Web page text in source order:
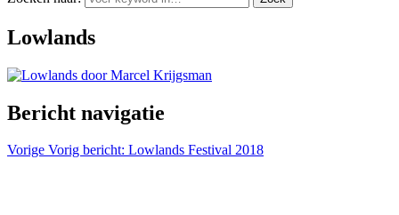
Lowlands
Bericht navigatie
Vorige Vorig bericht: Lowlands Festival 2018